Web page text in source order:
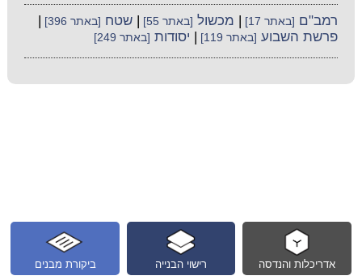
רמב"ם [באתר 17] מכשול [באתר 55] |שטח [באתר 396]
פרשת השבוע [באתר 119] יסודות [באתר 249]
ביקורת מבנים רישוי הבנייה אדריכלות והנדסה